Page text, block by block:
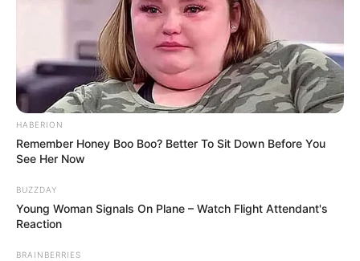
HABERION
Remember Honey Boo Boo? Better To Sit Down Before You
See Her Now
BUZZDAY
Young Woman Signals On Plane – Watch Flight Attendant's
Reaction
BRAINBERRIES